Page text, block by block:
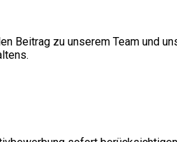
Beitrag zu unserem Team und